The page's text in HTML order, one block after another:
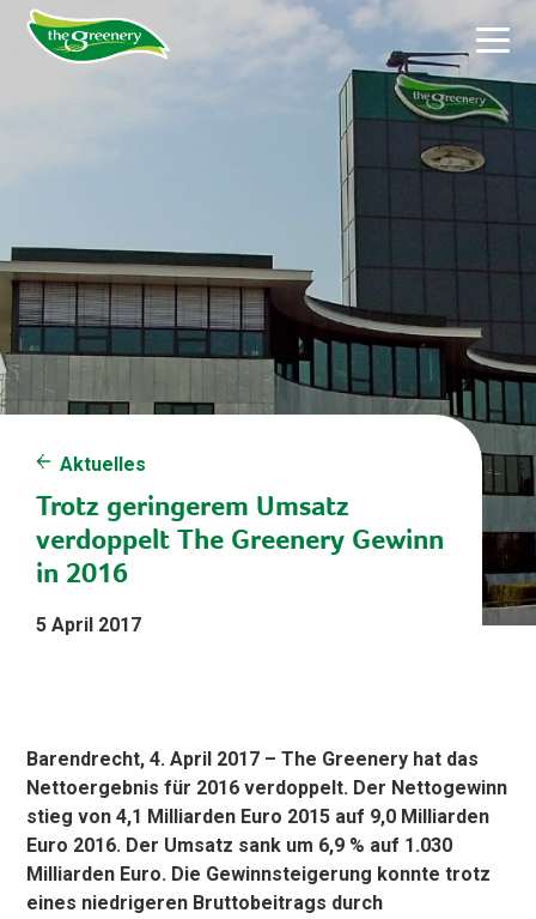
Aktuelles
Trotz geringerem Umsatz
verdoppelt The Greenery Gewinn
in 2016
5 April 2017
Barendrecht, 4. April 2017 – The Greenery hat das
Nettoergebnis für 2016 verdoppelt. Der Nettogewinn
stieg von 4,1 Milliarden Euro 2015 auf 9,0 Milliarden
Euro 2016. Der Umsatz sank um 6,9 % auf 1.030
Milliarden Euro. Die Gewinnsteigerung konnte trotz
eines niedrigeren Bruttobeitrags durch